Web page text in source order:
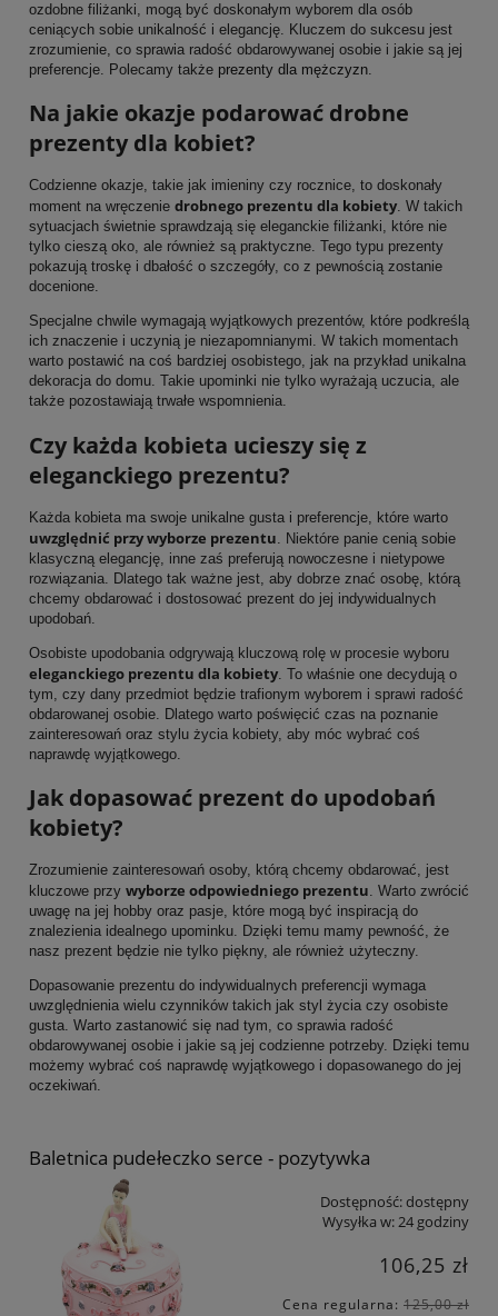
ozdobne filiżanki, mogą być doskonałym wyborem dla osób
ceniących sobie unikalność i elegancję. Kluczem do sukcesu jest
zrozumienie, co sprawia radość obdarowywanej osobie i jakie są jej
preferencje. Polecamy także prezenty dla mężczyzn.
Na jakie okazje podarować drobne
prezenty dla kobiet?
Codzienne okazje, takie jak imieniny czy rocznice, to doskonały
moment na wręczenie drobnego prezentu dla kobiety. W takich
sytuacjach świetnie sprawdzają się eleganckie filiżanki, które nie
tylko cieszą oko, ale również są praktyczne. Tego typu prezenty
pokazują troskę i dbałość o szczegóły, co z pewnością zostanie
docenione.
Specjalne chwile wymagają wyjątkowych prezentów, które podkreślą
ich znaczenie i uczynią je niezapomnianymi. W takich momentach
warto postawić na coś bardziej osobistego, jak na przykład unikalna
dekoracja do domu. Takie upominki nie tylko wyrażają uczucia, ale
także pozostawiają trwałe wspomnienia.
Czy każda kobieta ucieszy się z
eleganckiego prezentu?
Każda kobieta ma swoje unikalne gusta i preferencje, które warto
uwzględnić przy wyborze prezentu . Niektóre panie cenią sobie
klasyczną elegancję, inne zaś preferują nowoczesne i nietypowe
rozwiązania. Dlatego tak ważne jest, aby dobrze znać osobę, którą
chcemy obdarować i dostosować prezent do jej indywidualnych
upodobań.
Osobiste upodobania odgrywają kluczową rolę w procesie wyboru
eleganckiego prezentu dla kobiety . To właśnie one decydują o
tym, czy dany przedmiot będzie trafionym wyborem i sprawi radość
obdarowanej osobie. Dlatego warto poświęcić czas na poznanie
zainteresowań oraz stylu życia kobiety, aby móc wybrać coś
naprawdę wyjątkowego.
Jak dopasować prezent do upodobań
kobiety?
Zrozumienie zainteresowań osoby, którą chcemy obdarować, jest
kluczowe przy wyborze odpowiedniego prezentu. Warto zwrócić
uwagę na jej hobby oraz pasje, które mogą być inspiracją do
znalezienia idealnego upominku. Dzięki temu mamy pewność, że
nasz prezent będzie nie tylko piękny, ale również użyteczny.
Dopasowanie prezentu do indywidualnych preferencji wymaga
uwzględnienia wielu czynników takich jak styl życia czy osobiste
gusta. Warto zastanowić się nad tym, co sprawia radość
obdarowywanej osobie i jakie są jej codzienne potrzeby. Dzięki temu
możemy wybrać coś naprawdę wyjątkowego i dopasowanego do jej
oczekiwań.
Baletnica pudełeczko serce - pozytywka
Dostępność:dostępny
Wysyłka w:24 godziny
106,25 zł
Cena regularna: 125,00 zł